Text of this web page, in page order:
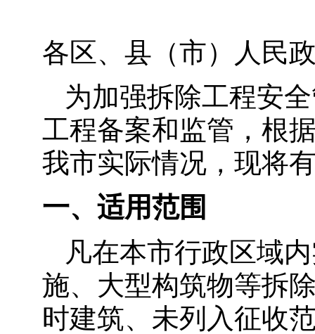
各区、县（市）人民
为加强拆除工程安
工程备案和监管，根
我市实际情况，现将
一、适用范围
凡在本市行政区域
施、大型构筑物等拆
时建筑、未列入征收